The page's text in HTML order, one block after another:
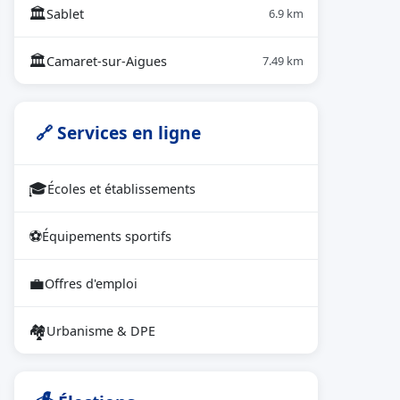
🏛Sablet 6.9 km
🏛Camaret-sur-Aigues 7.49 km
🔗 Services en ligne
🎓Écoles et établissements
⚽Équipements sportifs
💼Offres d'emploi
🏘Urbanisme & DPE